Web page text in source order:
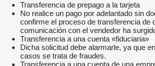
Transferencia de prepago a la tarjeta
No realice un pago por adelantado sin
confirme el proceso de transferencia de
comunicación con el vendedor ha
Transferencia a una cuenta «fiduciaria»
Dicha solicitud debe alarmarle, ya que
casos se trata de fraudes.